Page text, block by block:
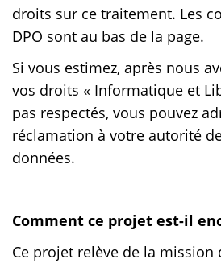
droits sur ce traitement. Les
DPO sont au bas de la page.
Si vous estimez, après nous
vos droits « Informatique et
pas respectés, vous pouvez
réclamation à votre autorité
données.
Comment ce projet est-il
Ce projet relève de la mission